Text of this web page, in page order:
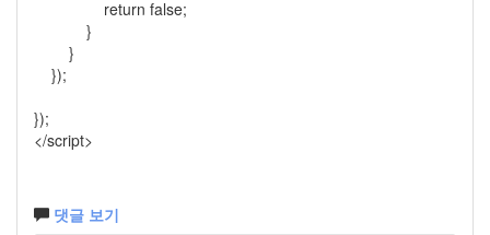
return false;
}
}
});
});
</script>
댓글 보기